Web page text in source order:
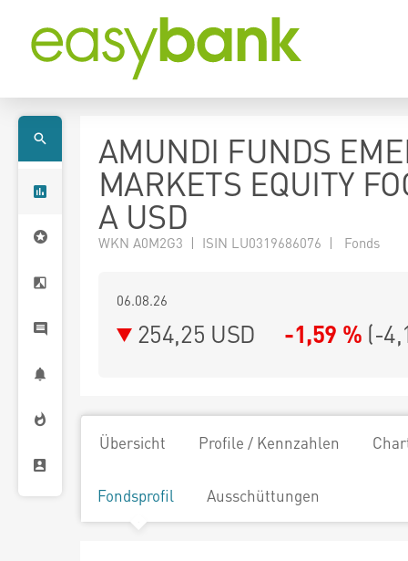
AMUNDI FUNDS
MARKETS EQUITY
A USD
WKN A0M2G3 | ISIN LU0319686076 | Fonds
06.08.26
254,25 USD -1,59 % (-
Übersicht Profile / Kennzahlen
Fondsprofil Ausschüttungen